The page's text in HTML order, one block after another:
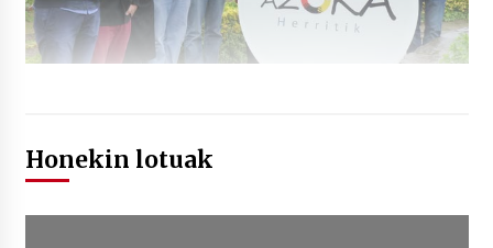
Honekin lotuak